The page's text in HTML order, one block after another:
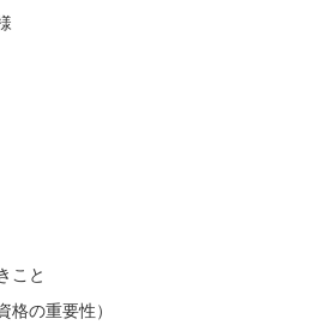
こと
の重要性）